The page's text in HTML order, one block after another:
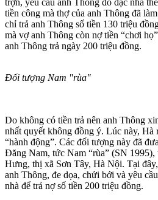
tiền công mà thợ của anh Thông đã
chỉ trả anh Thông số tiền 130 triệu
mà vợ anh Thông còn nợ tiền “chơi
anh Thông trả ngày 200 triệu đồng.
Đối tượng Nam "rùa"
Do không có tiền trả nên anh Thông
nhất quyết không đồng ý. Lúc này, Hà
“hành động”. Các đối tượng này đã
Đăng Nam, tức Nam “rùa” (SN
Hưng, thị xã Sơn Tây, Hà Nội. Tại
anh Thông, đe dọa, chửi bới và yêu
nhà để trả nợ số tiền 200 triệu đồng.